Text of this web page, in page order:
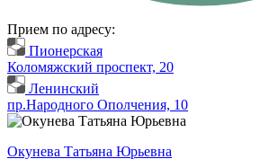
Прием по адресу:
Пионерская
Коломяжский проспект, 20
Ленинский
пр.Народного Ополчения, 10
Окунева Татьяна Юрьевна